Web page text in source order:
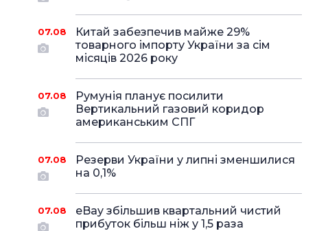
07.08
Китай забезпечив майже 29%
товарного імпорту України за сім
місяців 2026 року
07.08
Румунія планує посилити
Вертикальний газовий коридор
американським СПГ
07.08
Резерви України у липні зменшилися
на 0,1%
07.08
eBay збільшив квартальний чистий
прибуток більш ніж у 1,5 раза